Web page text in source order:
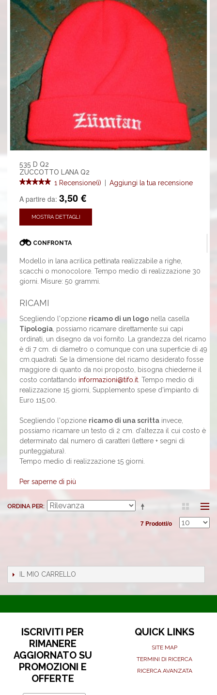
535 D Q2
ZUCCOTTO LANA Q2
1 Recensione(i)
Aggiungi la tua recensione
A partire da: 3,50 €
MOSTRA DETTAGLI
CONFRONTA
Modello in lana acrilica pettinata realizzabile a righe,
scacchi o monocolore. Tempo medio di realizzazione 30
giorni. Misure: 50 grammi.
RICAMI
Scegliendo l'opzione ricamo di un logo nella casella
Tipologia , possiamo ricamare direttamente sui capi
ordinati, un disegno da voi fornito. La grandezza del ricamo
è di 7 cm. di diametro o comunque con una superficie di 49
cm.quadrati. Se la dimensione del ricamo desiderato fosse
maggiore di quanto da noi proposto, bisogna chiederne il
costo contattando informazioni@tifo.it . Tempo medio di
realizzazione 15 giorni, Supplemento spese d'impianto di
Euro 115,00.
Scegliendo l'opzione ricamo di una scritta invece,
possiamo ricamare un testo di 2 cm. d'altezza il cui costo è
determinato dal numero di caratteri (lettere + segni di
punteggiatura).
Tempo medio di realizzazione 15 giorni.
Per saperne di più
ORDINA PER
7 Prodotti/o
IL MIO CARRELLO
ISCRIVITI PER
RIMANERE
AGGIORNATO SU
PROMOZIONI E
OFFERTE
QUICK LINKS
SITE MAP
TERMINI DI RICERCA
RICERCA AVANZATA